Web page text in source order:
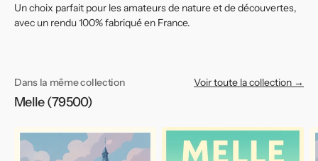
Un choix parfait pour les amateurs de nature et de découvertes,
avec un rendu 100% fabriqué en France.
Dans la même collection
Melle (79500)
Voir toute la collection →
Affiche
Affiche